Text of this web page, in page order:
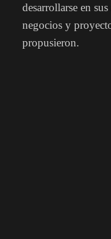
desarrollarse en
negocios y
propusieron.